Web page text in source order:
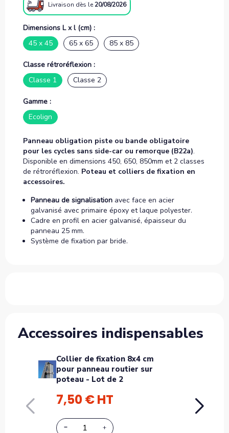
Livraison dès le20/08/2026
Dimensions L x l (cm) :
45 x 45
65 x 65 85 x 85
Classe rétroréflexion :
Classe 1
Classe 2
Gamme :
Ecolign
Panneau obligation piste ou bande obligatoire
pour les cycles sans side-car ou remorque (B22a).
Disponible en dimensions 450, 650, 850mm et 2 classes
de rétroréflexion. Poteau et colliers de fixation en
accessoires.
Panneau de signalisation avec face en acier
galvanisé avec primaire époxy et laque polyester.
Cadre en profil en acier galvanisé, épaisseur du
panneau 25 mm.
Système de fixation par bride.
Accessoires indispensables
Collier de fixation 8x4 cm
pour panneau routier sur
poteau - Lot de 2
7,50 € HT